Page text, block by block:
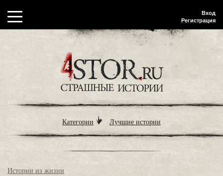
Вход
Регистрация
Категории Лучшие истории
Истории из жизни